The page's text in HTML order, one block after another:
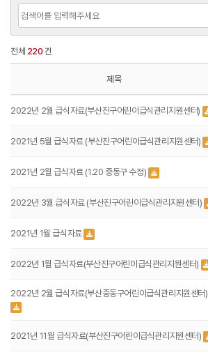
전체 220 건
제목
2022년 2월 급식자료(부산진구어린이급식관리지원센터)
2021년 5월 급식자료 (부산진구어린이급식관리지원센터)
2021년 2월 급식자료 (1.20 중동구 수정)
2022년 3월 급식자료 (부산진구어린이급식관리지원센터)
2021년 1월 급식자료
2022년 1월 급식자료(부산진구어린이급식관리지원센터)
2022년 2월 급식자료(부산중동구어린이급식관리지원센터)
2021년 11월 급식자료(부산진구어린이급식관리지원센터)